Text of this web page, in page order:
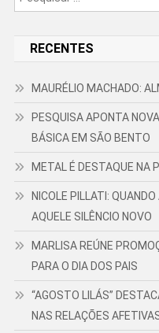
RECENTES
MAURÉLIO MACHADO:
PESQUISA APONTA
BÁSICA EM SÃO BENTO
METAL É DESTAQUE NA
NICOLE PILLATI:
AQUELE SILÊNCIO NOVO
MARLISA REÚNE
PARA O DIA DOS PAIS
“AGOSTO LILÁS”
NAS RELAÇÕES